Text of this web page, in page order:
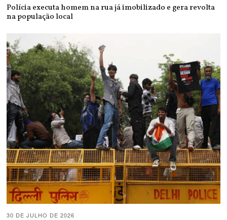
Polícia executa homem na rua já imobilizado e gera revolta
na população local
30 DE JULHO DE 2026